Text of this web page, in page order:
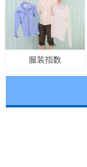
服装指数